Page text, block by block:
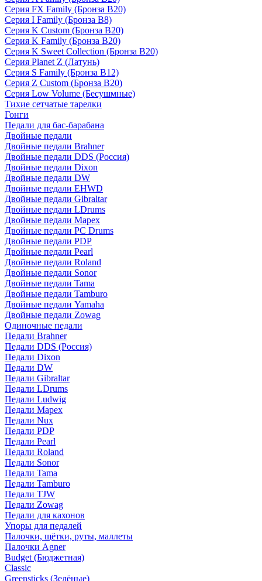
Серия FX Family (Бронза B20)
Серия I Family (Бронза B8)
Серия K Custom (Бронза B20)
Серия K Family (Бронза B20)
Серия K Sweet Collection (Бронза B20)
Серия Planet Z (Латунь)
Серия S Family (Бронза B12)
Серия Z Custom (Бронза B20)
Серия Low Volume (Бесушмные)
Тихие сетчатые тарелки
Гонги
Педали для бас-барабана
Двойные педали
Двойные педали Brahner
Двойные педали DDS (Россия)
Двойные педали Dixon
Двойные педали DW
Двойные педали EHWD
Двойные педали Gibraltar
Двойные педали LDrums
Двойные педали Mapex
Двойные педали PC Drums
Двойные педали PDP
Двойные педали Pearl
Двойные педали Roland
Двойные педали Sonor
Двойные педали Tama
Двойные педали Tamburo
Двойные педали Yamaha
Двойные педали Zowag
Одиночные педали
Педали Brahner
Педали DDS (Россия)
Педали Dixon
Педали DW
Педали Gibraltar
Педали LDrums
Педали Ludwig
Педали Mapex
Педали Nux
Педали PDP
Педали Pearl
Педали Roland
Педали Sonor
Педали Tama
Педали Tamburo
Педали TJW
Педали Zowag
Педали для кахонов
Упоры для педалей
Палочки, щётки, руты, маллеты
Палочки Agner
Budget (Бюджетная)
Classic
Greensticks (Зелёные)